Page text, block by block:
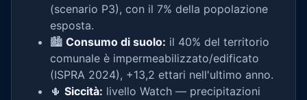
(scenario P3), con il 7% della popolazione
esposta.
🏙️ Consumo di suolo: il 40% del territorio
comunale è impermeabilizzato/edificato
(ISPRA 2024), +13,2 ettari nell'ultimo anno.
🌵 Siccità: livello Watch — precipitazioni